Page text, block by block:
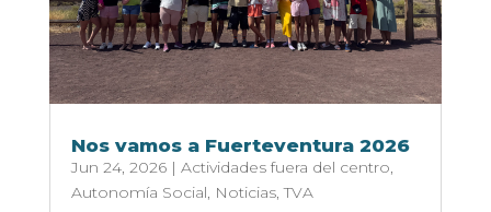
Nos vamos a Fuerteventura 2026
Jun 24, 2026| Actividades fuera del centro,
Autonomía Social, Noticias,TVA